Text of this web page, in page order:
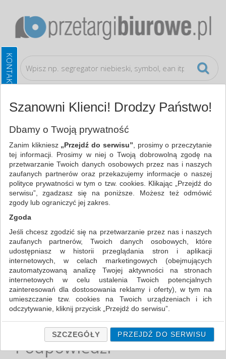
Materiały eksploatacyjne
WSZYSTKIE KATEGORIE
NAJCHĘTNIEJ WYBIERANE
FILTRY
WIĘCEJ
Zakres cenowy
MIN:
MAX:
ODZNACZ
Nie odnaleziono produktów wg przyjętych kryteriów
lub podana fraza "" nie została odnaleziona.
Podpowiedzi
Szanowni Klienci! Drodzy Państwo!
Dbamy o Twoją prywatność
Zanim klikniesz „Przejdź do serwisu” , prosimy o przeczytanie
tej informacji. Prosimy w niej o Twoją dobrowolną zgodę na
przetwarzanie Twoich danych osobowych przez nas i naszych
zaufanych partnerów oraz przekazujemy informacje o naszej
polityce prywatności w tym o tzw. cookies. Klikając „Przejdź do
serwisu”, zgadzasz się na poniższe. Możesz też odmówić
zgody lub ograniczyć jej zakres.
Zgoda
Jeśli chcesz zgodzić się na przetwarzanie przez nas i naszych
zaufanych partnerów, Twoich danych osobowych, które
udostępniasz w historii przeglądania stron i aplikacji
internetowych, w celach marketingowych (obejmujących
zautomatyzowaną analizę Twojej aktywności na stronach
internetowych w celu ustalenia Twoich potencjalnych
zainteresowań dla dostosowania reklamy i oferty), w tym na
umieszczanie tzw. cookies na Twoich urządzeniach i ich
odczytywanie, kliknij przycisk „Przejdź do serwisu”.
Jeśli nie chcesz wyrazić zgody lub ograniczyć jej zakres, kliknij
„Szczegóły”, gdzie znajdziesz wszelkie informacje o tym jak to
zrobić . Te same informacje znajdziesz także na podstronie z
naszą polityką prywatności obowiązującą od 25 maja 2018.
SZCZEGÓŁY PRZEJDŹ DO SERWISU